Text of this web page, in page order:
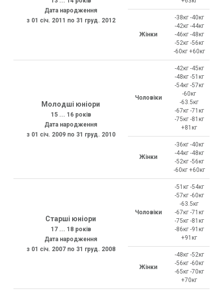
Дата народження
з 01 січ. 2011 по 31 груд. 2012
Жінки
-38кг -40кг
-42кг -44кг
-46кг -48кг
-52кг -56кг
-60кг +60кг
Молодші юніори
15 ... 16 років
Дата народження
з 01 січ. 2009 по 31 груд. 2010
Чоловіки
-42кг -45кг
-48кг -51кг
-54кг -57кг
-60кг
-63.5кг
-67кг -71кг
-75кг -81кг
+81кг
Жінки
-36кг -40кг
-44кг -48кг
-52кг -56кг
-60кг +60кг
Старші юніори
17 ... 18 років
Дата народження
з 01 січ. 2007 по 31 груд. 2008
Чоловіки
-51кг -54кг
-57кг -60кг
-63.5кг
-67кг -71кг
-75кг -81кг
-86кг -91кг
+91кг
Жінки
-48кг -52кг
-56кг -60кг
-65кг -70кг
+70кг